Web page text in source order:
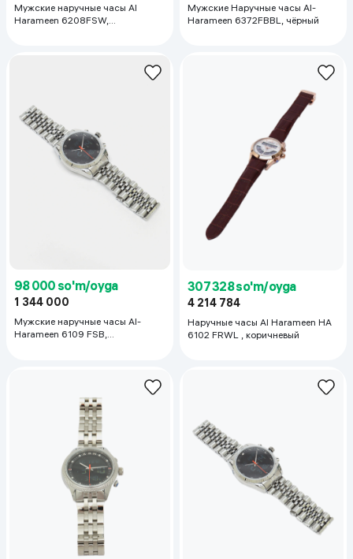
Мужские наручные часы Al
Harameen 6208FSW,
Мужские Наручные часы Al-
Harameen 6372FBBL, чёрный
98 000 so'm/oyga
1 344 000
Мужские наручные часы Al-
Harameen 6109 FSB,
307 328 so'm/oyga
4 214 784
Наручные часы Al Harameen HA
6102 FRWL , коричневый